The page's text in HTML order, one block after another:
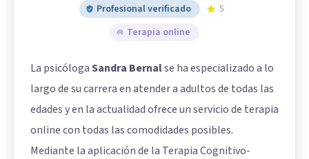
Profesional verificado
5
Terapia online
La psicólogaSandra Bernalse ha especializado a lo
largo de su carrera en atender a adultos de todas las
edades y en la actualidad ofrece un servicio de terapia
online con todas las comodidades posibles.
Mediante la aplicación de la Terapia Cognitivo-